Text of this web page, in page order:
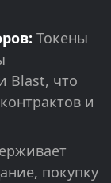
Токены
Blast, что
и
покупку